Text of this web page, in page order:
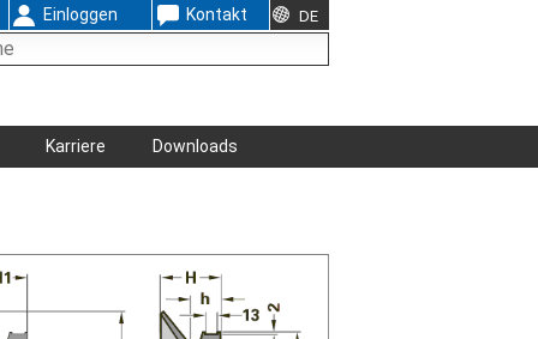
Einloggen Kontakt DE
Karriere Downloads